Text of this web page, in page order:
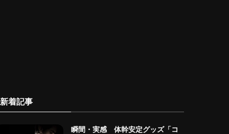
新着記事
瞬間・実感 体幹安定グッズ「コ